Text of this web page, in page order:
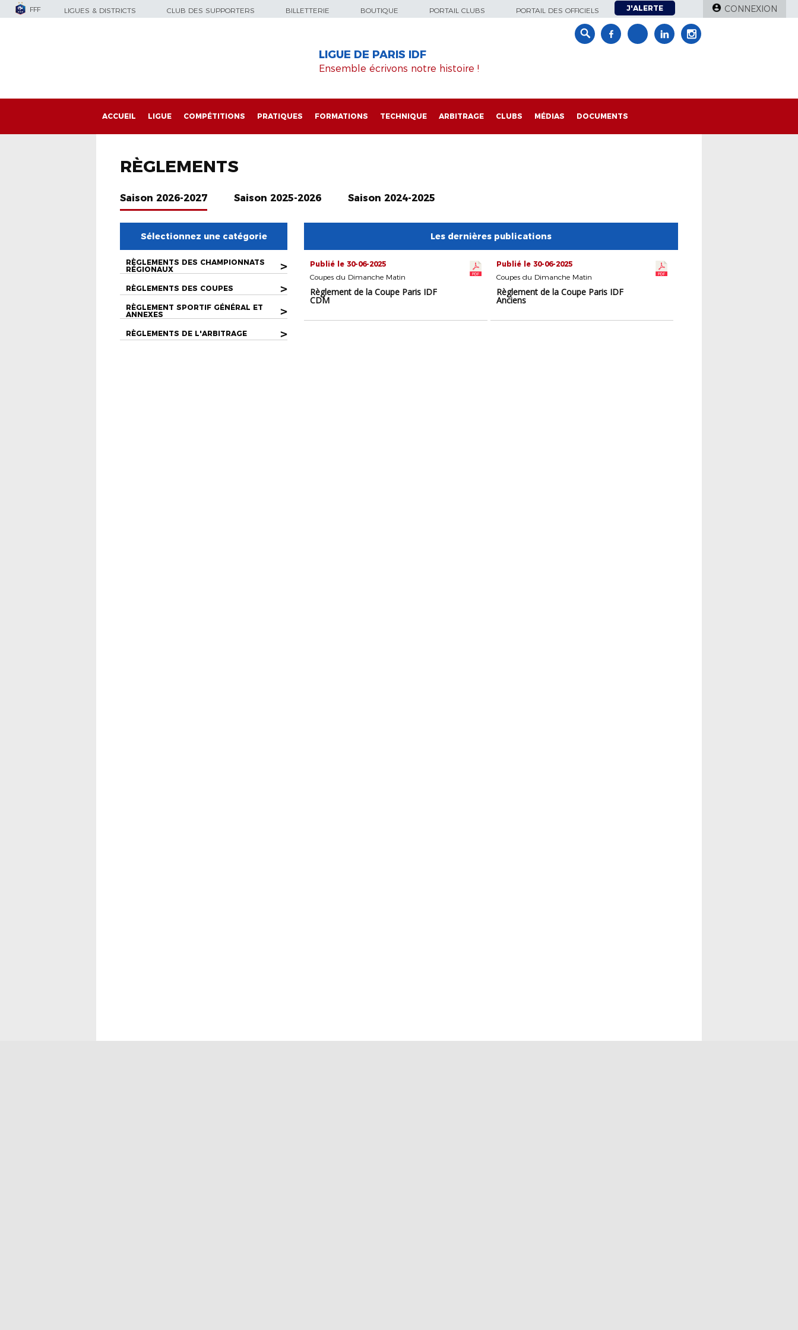
FFF LIGUES & DISTRICTS CLUB DES SUPPORTERS BILLETTERIE BOUTIQUE PORTAIL CLUBS PORTAIL DES OFFICIELS J'ALERTE CONNEXION
LIGUE DE PARIS IDF
Ensemble écrivons notre histoire !
ACCUEIL LIGUE COMPÉTITIONS PRATIQUES FORMATIONS TECHNIQUE ARBITRAGE CLUBS MÉDIAS DOCUMENTS
RÈGLEMENTS
Saison 2026-2027 Saison 2025-2026 Saison 2024-2025
Sélectionnez une catégorie
RÈGLEMENTS DES CHAMPIONNATS
RÉGIONAUX
>
RÈGLEMENTS DES COUPES >
RÈGLEMENT SPORTIF GÉNÉRAL ET
ANNEXES
>
RÈGLEMENTS DE L'ARBITRAGE >
Les dernières publications
Publié le 30-06-2025
Coupes du Dimanche Matin
Règlement de la Coupe Paris IDF
CDM
Publié le 30-06-2025
Coupes du Dimanche Matin
Règlement de la Coupe Paris IDF
Anciens